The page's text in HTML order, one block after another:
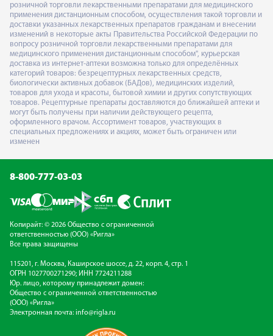
розничной торговли лекарственными препаратами для медицинского
применения дистанционным способом, осуществления такой торговли и
доставки указанных лекарственных препаратов гражданам и внесении
изменений в некоторые акты Правительства Российской Федерации по
вопросу розничной торговли лекарственными препаратами для
медицинского применения дистанционным способом", курьерская
доставка из интернет-аптеки возможна только для определённых
категорий товаров: безрецептурных лекарственных средств,
биологически активных добавок (БАДов), медицинских изделий,
товаров для ухода и красоты, бытовой химии и других сопутствующих
товаров. Рецептурные препараты доставляются до ближайшей аптеки и
могут быть получены при наличии действующего рецепта,
оформленного врачом. Ассортимент товаров, участвующих в
специальных предложениях и акциях, может быть ограничен или
изменен
8-800-777-03-03
Копирайт: © 2026 Общество с ограниченной
ответственностью (ООО) «Ригла»
Все права защищены
115201, г. Москва, Каширское шоссе, д. 22, корп. 4, стр. 1
ОГРН 1027700271290; ИНН 7724211288
Юр. лицо, которому принадлежит домен:
Общество с ограниченной ответственностью
(ООО) «Ригла»
Электронная почта: info@rigla.ru